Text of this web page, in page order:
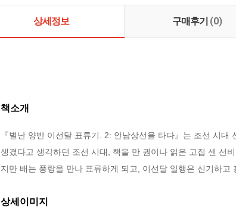
상세정보 구매후기 (0)
책소개
『별난 양반 이선달 표류기. 2: 안남상선을 타다』는 조선 시
생겼다고 생각하던 조선 시대, 책을 만 권이나 읽은 고집 센 선
지만 배는 풍랑을 만나 표류하게 되고, 이선달 일행은 신기하
상세이미지